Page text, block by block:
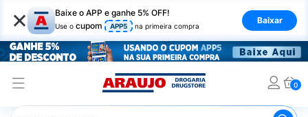
× Baixe o APP e ganhe 5% OFF!
Use o cupom APP5 na primeira compra
Baixar
0